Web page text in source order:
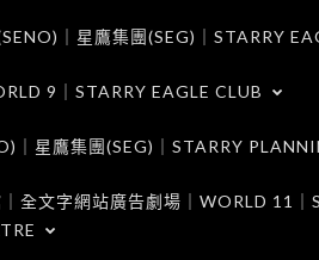
｜星鷹集團(SEG)｜STARRY
9｜STARRY EAGLE CLUB
｜星鷹集團(SEG)｜STARRY
全文字網站廣告劇場｜WORLD 11